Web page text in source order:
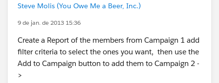
Steve Molis (You Owe Me a Beer, Inc.)
9 de jan. de 2013 15:36
Create a Report of the members from Campaign 1 add
filter criteria to select the ones you want, then use the
Add to Campaign button to add them to Campaign 2 -
>